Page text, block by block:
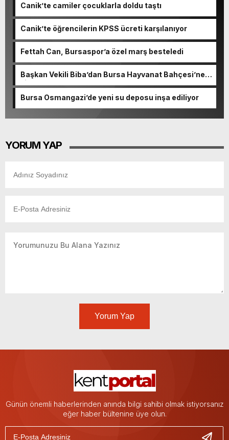
Canik’te camiler çocuklarla doldu taştı
Canik’te öğrencilerin KPSS ücreti karşılanıyor
Fettah Can, Bursaspor’a özel marş besteledi
Başkan Vekili Biba’dan Bursa Hayvanat Bahçesi’ne
ziyaret
Bursa Osmangazi’de yeni su deposu inşa ediliyor
YORUM YAP
Yorum Yap
Günün önemli haberlerinden anında bilgi sahibi olmak istiyorsanız
eğer haber bültenine üye olun.